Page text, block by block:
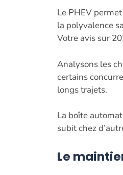
Le PHEV
la polyvalence
Votre avis sur
Analysons les
certains
longs trajets.
La boîte
subit chez
Le